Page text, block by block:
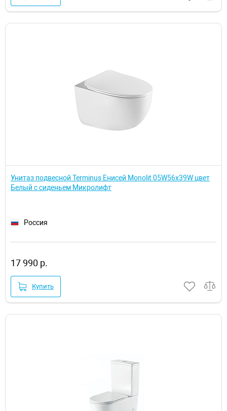
Унитаз подвесной Terminus Енисей Monolit 05W56х39W цвет
Белый с сиденьем Микролифт
Россия
17 990 р.
Купить